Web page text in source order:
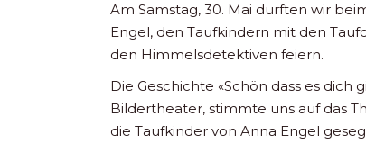
Am Samstag, 30. Mai durften wir
Engel, den Taufkindern mit den
den Himmelsdetektiven feiern.
Die Geschichte «Schön dass es
Bildertheater, stimmte uns auf das
die Taufkinder von Anna Engel